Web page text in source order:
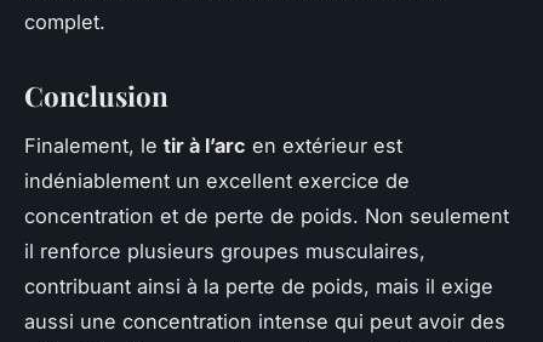
complet.
Conclusion
Finalement, le tir à l’arc en extérieur est
indéniablement un excellent exercice de
concentration et de perte de poids. Non seulement
il renforce plusieurs groupes musculaires,
contribuant ainsi à la perte de poids, mais il exige
aussi une concentration intense qui peut avoir des